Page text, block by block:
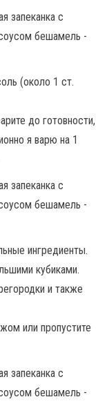
(около 1 ст.
до готовности,
я варю на 1
ингредиенты.
кубиками.
и также
или пропустите